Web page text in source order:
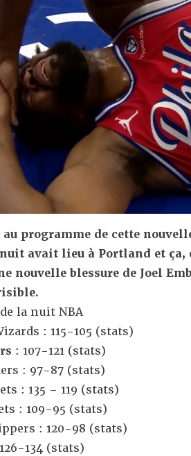
programme de cette
avait lieu à Portland et ça,
nouvelle blessure de Joel
la nuit NBA
: 115-105 (stats)
: 107-121 (stats)
: 97-87 (stats)
: 135 – 119 (stats)
: 109-95 (stats)
: 120-98 (stats)
134 (stats)